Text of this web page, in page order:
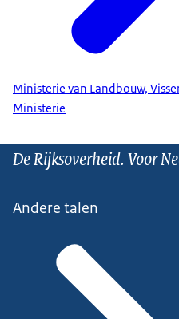
Ministerie van Landbouw,
Ministerie
De Rijksoverheid. Voor
Andere talen